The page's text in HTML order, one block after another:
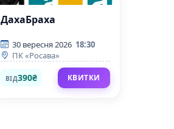
ДахаБраха
30 вересня 2026 18:30
ПК «Росава»
ВІД390₴ КВИТКИ